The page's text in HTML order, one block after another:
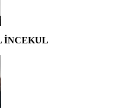
İNCEKUL